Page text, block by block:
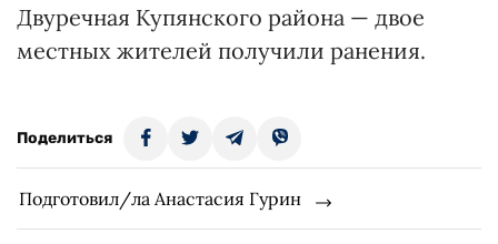
Двуречная Купянского района — двое
местных жителей получили ранения.
Поделиться
Подготовил/ла Анастасия Гурин